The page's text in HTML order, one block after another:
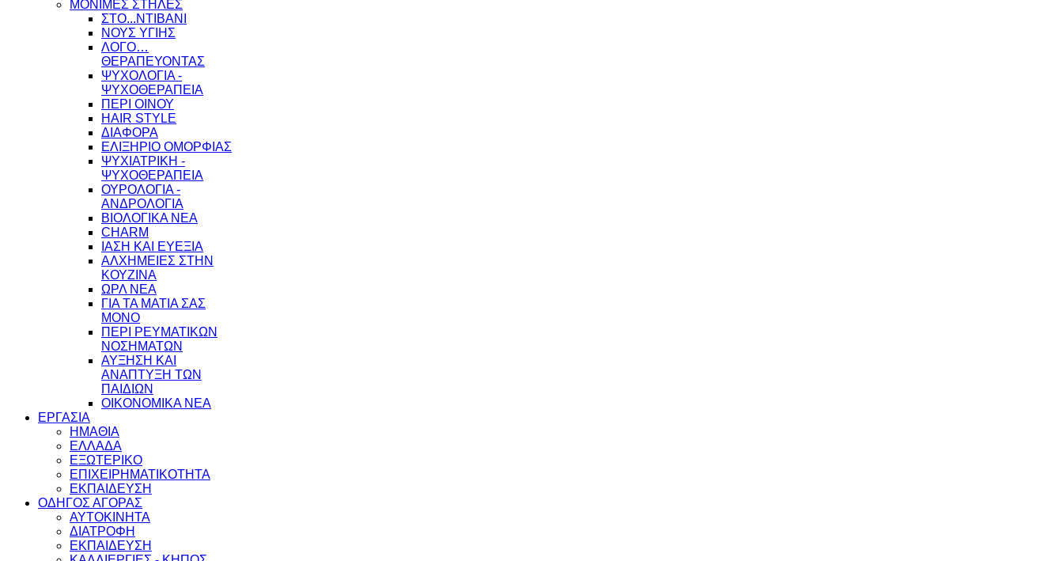
ΜΟΝΙΜΕΣ ΣΤΗΛΕΣ
ΣΤΟ...ΝΤΙΒΑΝΙ
ΝΟΥΣ ΥΓΙΗΣ
ΛΟΓΟ…
ΘΕΡΑΠΕΥΟΝΤΑΣ
ΨΥΧΟΛΟΓΙΑ -
ΨΥΧΟΘΕΡΑΠΕΙΑ
ΠΕΡΙ ΟΙΝΟΥ
HAIR STYLE
ΔΙΑΦΟΡΑ
ΕΛΙΞΗΡΙΟ ΟΜΟΡΦΙΑΣ
ΨΥΧΙΑΤΡΙΚΗ -
ΨΥΧΟΘΕΡΑΠΕΙΑ
ΟΥΡΟΛΟΓΙΑ -
ΑΝΔΡΟΛΟΓΙΑ
ΒΙΟΛΟΓΙΚΑ ΝΕΑ
CHARM
ΙΑΣΗ ΚΑΙ ΕΥΕΞΙΑ
ΑΛΧΗΜΕΙΕΣ ΣΤΗΝ
ΚΟΥΖΙΝΑ
ΩΡΛ ΝEA
ΓΙΑ ΤΑ ΜΑΤΙΑ ΣΑΣ
ΜΟΝΟ
ΠΕΡΙ ΡΕΥΜΑΤΙΚΩΝ
ΝΟΣΗΜΑΤΩΝ
ΑΥΞΗΣΗ ΚΑΙ
ΑΝΑΠΤΥΞΗ ΤΩΝ
ΠΑΙΔΙΩΝ
ΟΙΚΟΝΟΜΙΚΑ ΝΕΑ
ΕΡΓΑΣΙΑ
ΗΜΑΘΙΑ
ΕΛΛΑΔΑ
ΕΞΩΤΕΡΙΚΟ
ΕΠΙΧΕΙΡΗΜΑΤΙΚΟΤΗΤΑ
ΕΚΠΑΙΔΕΥΣΗ
ΟΔΗΓΟΣ ΑΓΟΡΑΣ
ΑΥΤΟΚΙΝΗΤΑ
ΔΙΑΤΡΟΦΗ
ΕΚΠΑΙΔΕΥΣΗ